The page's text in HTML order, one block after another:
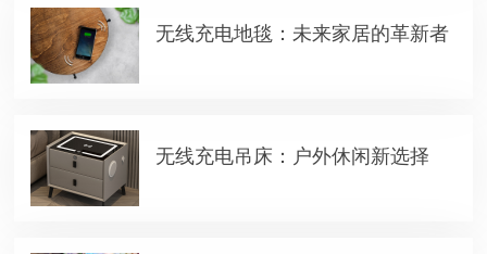
无线充电地毯：未来家居的革新者
无线充电吊床：户外休闲新选择